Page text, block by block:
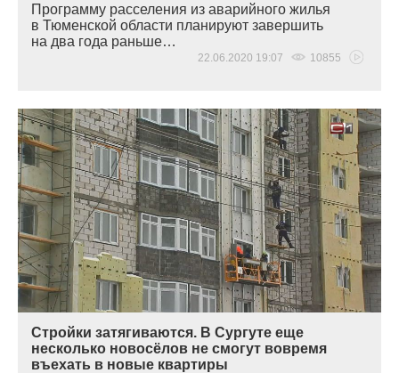
Программу расселения из аварийного жилья
в Тюменской области планируют завершить
на два года раньше…
22.06.2020 19:07 10855
Стройки затягиваются. В Сургуте еще
несколько новосёлов не смогут вовремя
въехать в новые квартиры